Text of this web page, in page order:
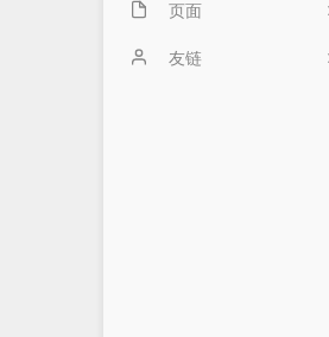
页面
时光机
友链